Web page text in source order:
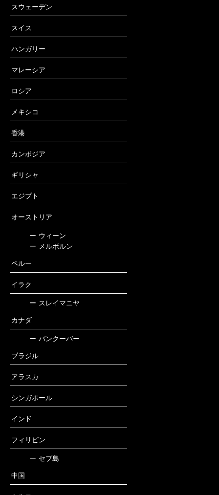
スウェーデン
スイス
ハンガリー
マレーシア
ロシア
メキシコ
香港
カンボジア
ギリシャ
エジプト
オーストリア
ー ウィーン
ー
メルボルン
ペルー
イラク
ー スレイマニヤ
カナダ
ー バンクーバー
ブラジル
アラスカ
シンガポール
インド
フィリピン
ー セブ島
中国